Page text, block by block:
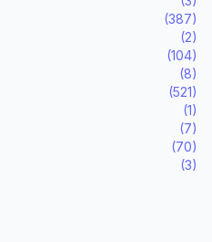
(387)
(2)
(104)
(8)
(521)
(1)
(7)
(70)
(3)